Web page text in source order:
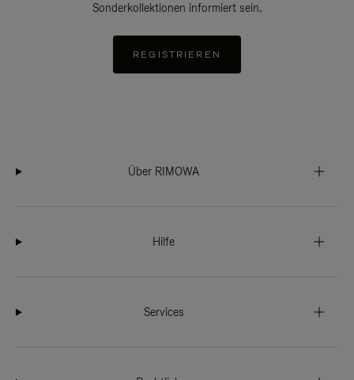
Sonderkollektionen informiert sein.
REGISTRIEREN
Über RIMOWA
Hilfe
Services